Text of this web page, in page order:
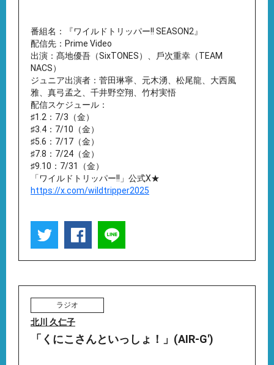
番組名：『ワイルドトリッパー!! SEASON2』
配信先：Prime Video
出演：髙地優吾（SixTONES）、⼾次重幸（TEAM
NACS）
ジュニア出演者：菅⽥琳寧、元⽊湧、松尾⿓、⼤⻄⾵
雅、真⼸孟之、千井野空翔、⽵村実悟
配信スケジュール：
♯1.2：7/3（金）
♯3.4：7/10（金）
♯5.6：7/17（金）
♯7.8：7/24（金）
♯9.10：7/31（金）
「ワイルドトリッパー!!」公式X★
https://x.com/wildtripper2025
ラジオ
北川 久仁子
「くにこさんといっしょ！」(AIR-G')